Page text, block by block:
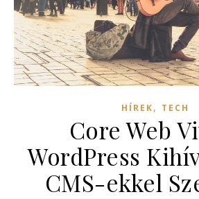
HÍREK, TECH
Core Web
WordPress
CMS-ekkel